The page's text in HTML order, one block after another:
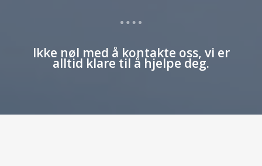
Ikke nøl med å kontakte oss, vi er
alltid klare til å hjelpe deg.